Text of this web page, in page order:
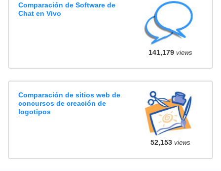
Comparación de Software de
Chat en Vivo
141,179views
Comparación de sitios web de
concursos de creación de
logotipos
52,153views